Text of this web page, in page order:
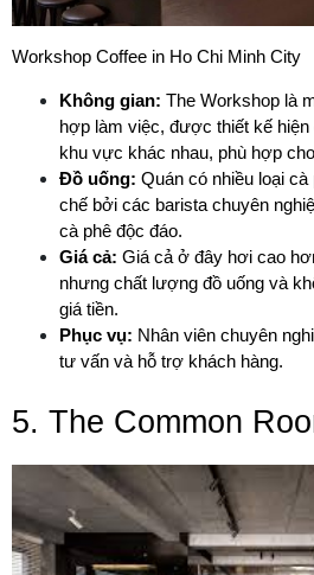
Workshop Coffee in Ho Chi Minh City
Không gian: The Workshop là
hợp làm việc, được thiết kế
khu vực khác nhau, phù hợp
Đồ uống: Quán có nhiều loại
chế bởi các barista chuyên
cà phê độc đáo.
Giá cả: Giá cả ở đây hơi cao
nhưng chất lượng đồ uống và
giá tiền.
Phục vụ: Nhân viên chuyên
tư vấn và hỗ trợ khách hàng.
5. The Common